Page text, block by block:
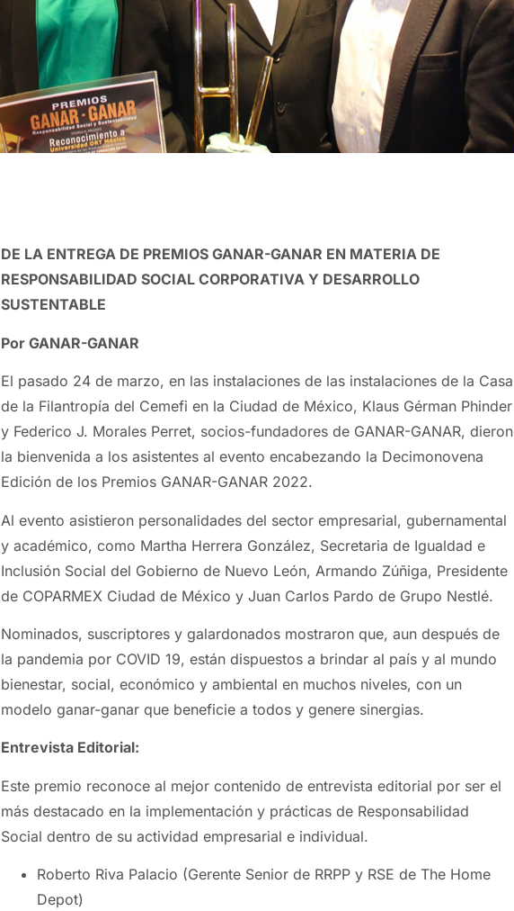
DE LA ENTREGA DE PREMIOS GANAR-GANAR EN MATERIA DE
RESPONSABILIDAD SOCIAL CORPORATIVA Y DESARROLLO
SUSTENTABLE
Por GANAR-GANAR
El pasado 24 de marzo, en las instalaciones de las instalaciones de la Casa
de la Filantropía del Cemefi en la Ciudad de México, Klaus Gérman Phinder
y Federico J. Morales Perret, socios-fundadores de GANAR-GANAR, dieron
la bienvenida a los asistentes al evento encabezando la Decimonovena
Edición de los Premios GANAR-GANAR 2022.
Al evento asistieron personalidades del sector empresarial, gubernamental
y académico, como Martha Herrera González, Secretaria de Igualdad e
Inclusión Social del Gobierno de Nuevo León, Armando Zúñiga, Presidente
de COPARMEX Ciudad de México y Juan Carlos Pardo de Grupo Nestlé.
Nominados, suscriptores y galardonados mostraron que, aun después de
la pandemia por COVID 19, están dispuestos a brindar al país y al mundo
bienestar, social, económico y ambiental en muchos niveles, con un
modelo ganar-ganar que beneficie a todos y genere sinergias.
Entrevista Editorial:
Este premio reconoce al mejor contenido de entrevista editorial por ser el
más destacado en la implementación y prácticas de Responsabilidad
Social dentro de su actividad empresarial e individual.
Roberto Riva Palacio (Gerente Senior de RRPP y RSE de The Home
Depot)